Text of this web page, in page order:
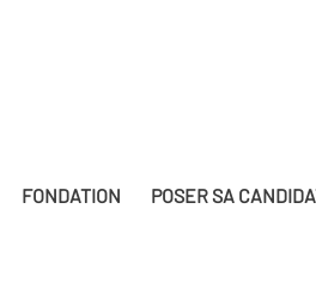
FONDATION POSER SA